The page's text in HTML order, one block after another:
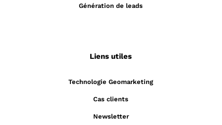
Génération de leads
Liens utiles
Technologie Geomarketing
Cas clients
Newsletter